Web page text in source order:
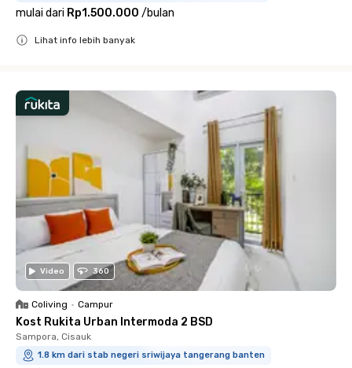
mulai dari Rp1.500.000 /bulan
Lihat info lebih banyak
Video 360
Coliving • Campur
Kost Rukita Urban Intermoda 2 BSD
Sampora, Cisauk
1.8 km dari stab negeri sriwijaya tangerang banten